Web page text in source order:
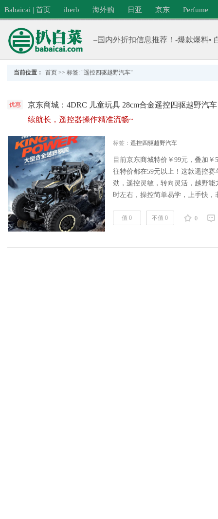
Babaicai | 首页 iherb 海外购 日亚 京东 Perfume
–国内外折扣信息推荐！-爆款爆料•
当前位置： 首页 >>标签: "遥控四驱越野汽车"
优惠
京东商城：4DRC 儿童玩具 28cm合金遥控四驱越野汽
续航长，遥控器操作精准流畅~
标签： 遥控四驱越野汽车
目前京东商城特价￥99元，叠加
往特价都在59元以上！这款遥控
劲，遥控灵敏，转向灵活，越野
时左右，操控简单易学，上手快
野车造型。网友反馈：电池续航
值 0 不值 0 0